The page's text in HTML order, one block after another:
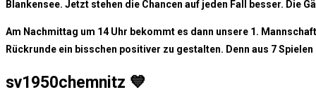
Blankensee. Jetzt stehen die Chancen auf jeden Fall besser. Die
Am Nachmittag um 14 Uhr bekommt es dann unsere 1.
Rückrunde ein bisschen positiver zu gestalten. Denn aus 7
sv1950chemnitz 💙